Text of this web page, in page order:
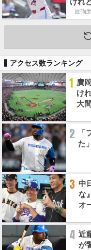
けれ
最強
アクセス数ランキング
1 廣
け
大
2
「
た
3 中
な
オ
4 近
が